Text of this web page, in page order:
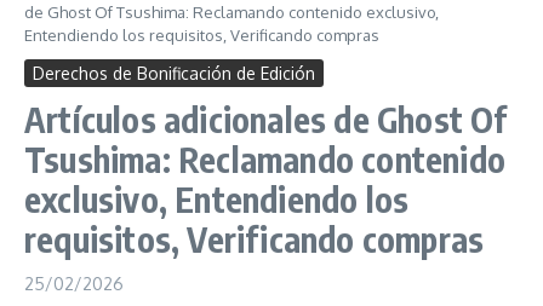
de Ghost Of Tsushima: Reclamando contenido exclusivo,
Entendiendo los requisitos, Verificando compras
Derechos de Bonificación de Edición
Artículos adicionales de Ghost Of
Tsushima: Reclamando contenido
exclusivo, Entendiendo los
requisitos, Verificando compras
25/02/2026